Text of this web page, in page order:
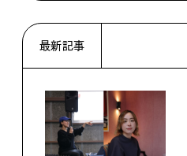
最新記事